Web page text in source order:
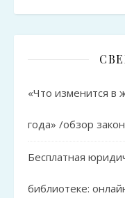
«Что изменится в
года» /обзор
Бесплатная
библиотеке: